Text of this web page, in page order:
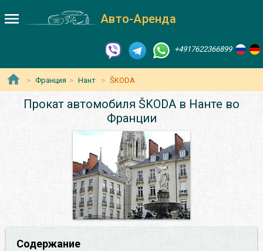
Авто-Аренда
+4917622366899
Франция Нант ŠKODA
Прокат автомобиля ŠKODA в Нанте во
Франции
Содержание